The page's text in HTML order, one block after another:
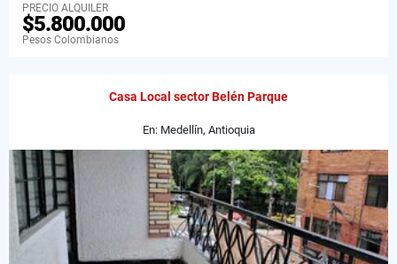
PRECIO ALQUILER
$5.800.000
Pesos Colombianos
Casa Local sector Belén Parque
En: Medellín, Antioquia